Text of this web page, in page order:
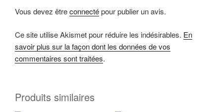
Vous devez êtreconnectépour publier un avis.
Ce site utilise Akismet pour réduire les indésirables. En
savoir plus sur la façon dont les données de vos
commentaires sont traitées.
Produits similaires